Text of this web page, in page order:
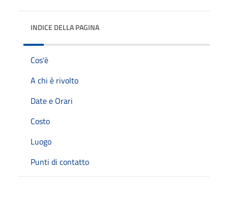
INDICE DELLA PAGINA
Cos'è
A chi è rivolto
Date e Orari
Costo
Luogo
Punti di contatto